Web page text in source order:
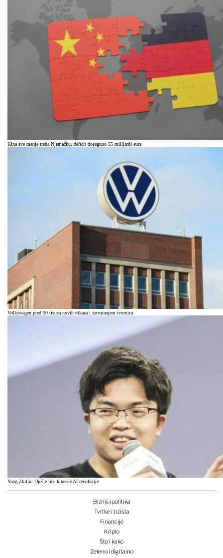
Kina sve manje treba Njemačku, deficit dosegnuo 55 milijardi eura
Volkswagen pred 50 tisuća novih otkaza i zatvaranjem tvornica
Yang Zhilin: Dječje lice kineske AI revolucije
Biznis i politika
Tvrtke i tržišta
Financije
Kripto
Što i kako
Zeleno i digitalno